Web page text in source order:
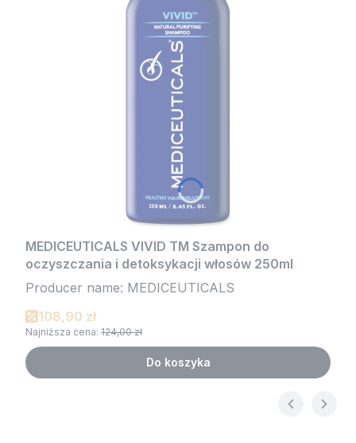
MEDICEUTICALS VIVID TM Szampon do
oczyszczania i detoksykacji włosów 250ml
Producer name: MEDICEUTICALS
108,90 zł
Najniższa cena: 124,00 zł
Do koszyka